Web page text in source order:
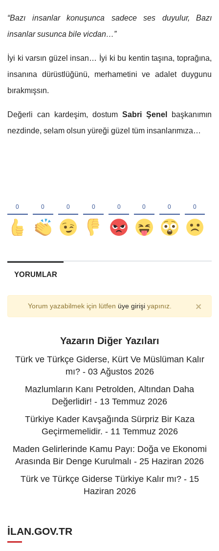
“Bazı insanlar konuşunca sadece ses duyulur,
Bazı
insanlar susunca bile vicdan…”
İyi ki varsın güzel insan… İyi ki bu kentin taşına, toprağına,
insanına dürüstlüğünü, merhametini ve adalet duygunu
bırakmışsın.
Değerli can kardeşim, dostum Sabri Şenel
başkanımın
nezdinde, selam olsun yüreği güzel tüm insanlarımıza…
YORUMLAR
Yorum yazabilmek için lütfen üye girişiyapınız. ×
Yazarın Diğer Yazıları
Türk ve Türkçe Giderse, Kürt Ve Müslüman Kalır
mı? - 03 Ağustos 2026
Mazlumların Kanı Petrolden, Altından Daha
Değerlidir! - 13 Temmuz 2026
Türkiye Kader Kavşağında Sürpriz Bir Kaza
Geçirmemelidir. - 11 Temmuz 2026
Maden Gelirlerinde Kamu Payı: Doğa ve Ekonomi
Arasında Bir Denge Kurulmalı - 25 Haziran 2026
Türk ve Türkçe Giderse Türkiye Kalır mı? - 15
Haziran 2026
ILAN.GOV.TR